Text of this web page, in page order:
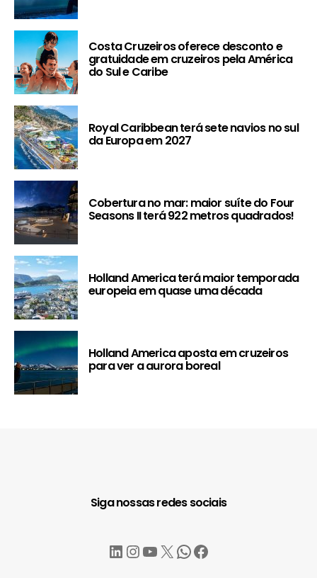
Costa Cruzeiros oferece desconto e
gratuidade em cruzeiros pela América
do Sul e Caribe
Royal Caribbean terá sete navios no sul
da Europa em 2027
Cobertura no mar: maior suíte do Four
Seasons II terá 922 metros quadrados!
Holland America terá maior temporada
europeia em quase uma década
Holland America aposta em cruzeiros
para ver a aurora boreal
Siga nossas redes sociais
LinkedIn
Instagram
YouTube
X WhatsApp
Facebook